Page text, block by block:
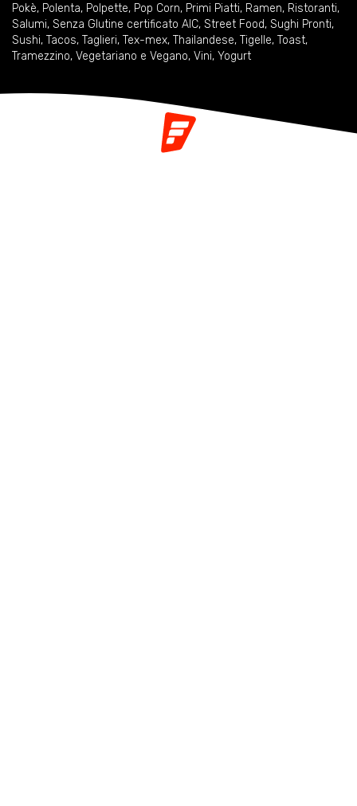
Pokè, Polenta, Polpette, Pop Corn, Primi Piatti, Ramen, Ristoranti,
Salumi, Senza Glutine certificato AIC, Street Food, Sughi Pronti,
Sushi, Tacos, Taglieri, Tex-mex, Thailandese, Tigelle, Toast,
Tramezzino, Vegetariano e Vegano, Vini, Yogurt